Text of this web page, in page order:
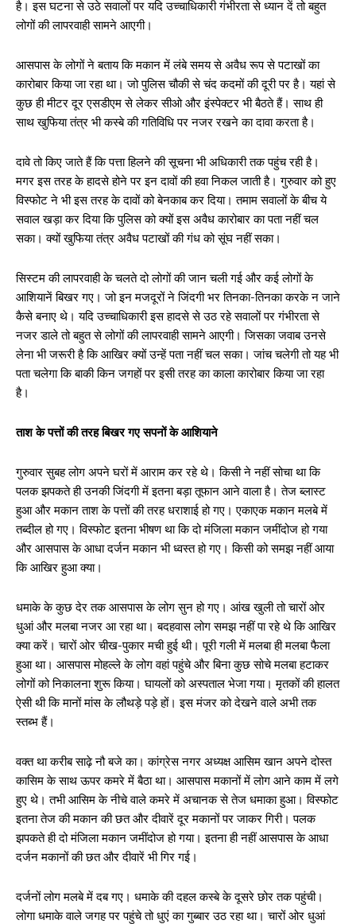
है। इस घटना से उठे सवालों पर यदि उच्चाधिकारी गंभीरता से ध्यान दें तो बहुत
लोगों की लापरवाही सामने आएगी।
आसपास के लोगों ने बताय कि मकान में लंबे समय से अवैध रूप से पटाखों का
कारोबार किया जा रहा था। जो पुलिस चौकी से चंद कदमों की दूरी पर है। यहां से
कुछ ही मीटर दूर एसडीएम से लेकर सीओ और इंस्पेक्टर भी बैठते हैं। साथ ही
साथ खुफिया तंत्र भी कस्बे की गतिविधि पर नजर रखने का दावा करता है।
दावे तो किए जाते हैं कि पत्ता हिलने की सूचना भी अधिकारी तक पहुंच रही है।
मगर इस तरह के हादसे होने पर इन दावों की हवा निकल जाती है। गुरुवार को हुए
विस्फोट ने भी इस तरह के दावों को बेनकाब कर दिया। तमाम सवालों के बीच ये
सवाल खड़ा कर दिया कि पुलिस को क्यों इस अवैध कारोबार का पता नहीं चल
सका। क्यों खुफिया तंत्र अवैध पटाखों की गंध को सूंघ नहीं सका।
सिस्टम की लापरवाही के चलते दो लोगों की जान चली गई और कई लोगों के
आशियानें बिखर गए। जो इन मजदूरों ने जिंदगी भर तिनका-तिनका करके न जाने
कैसे बनाए थे। यदि उच्चाधिकारी इस हादसे से उठ रहे सवालों पर गंभीरता से
नजर डाले तो बहुत से लोगों की लापरवाही सामने आएगी। जिसका जवाब उनसे
लेना भी जरूरी है कि आखिर क्यों उन्हें पता नहीं चल सका। जांच चलेगी तो यह भी
पता चलेगा कि बाकी किन जगहों पर इसी तरह का काला कारोबार किया जा रहा
है।
ताश के पत्तों की तरह बिखर गए सपनों के आशियाने
गुरुवार सुबह लोग अपने घरों में आराम कर रहे थे। किसी ने नहीं सोचा था कि
पलक झपकते ही उनकी जिंदगी में इतना बड़ा तूफान आने वाला है। तेज ब्लास्ट
हुआ और मकान ताश के पत्तों की तरह धराशाई हो गए। एकाएक मकान मलबे में
तब्दील हो गए। विस्फोट इतना भीषण था कि दो मंजिला मकान जमींदोज हो गया
और आसपास के आधा दर्जन मकान भी ध्वस्त हो गए। किसी को समझ नहीं आया
कि आखिर हुआ क्या।
धमाके के कुछ देर तक आसपास के लोग सुन हो गए। आंख खुली तो चारों ओर
धुआं और मलबा नजर आ रहा था। बदहवास लोग समझ नहीं पा रहे थे कि आखिर
क्या करें। चारों ओर चीख-पुकार मची हुई थी। पूरी गली में मलबा ही मलबा फैला
हुआ था। आसपास मोहल्ले के लोग वहां पहुंचे और बिना कुछ सोचे मलबा हटाकर
लोगों को निकालना शुरू किया। घायलों को अस्पताल भेजा गया। मृतकों की हालत
ऐसी थी कि मानों मांस के लौथड़े पड़े हों। इस मंजर को देखने वाले अभी तक
स्तब्भ हैं।
वक्त था करीब साढ़े नौ बजे का। कांग्रेस नगर अध्यक्ष आसिम खान अपने दोस्त
कासिम के साथ ऊपर कमरे में बैठा था। आसपास मकानों में लोग आने काम में लगे
हुए थे। तभी आसिम के नीचे वाले कमरे में अचानक से तेज धमाका हुआ। विस्फोट
इतना तेज की मकान की छत और दीवारें दूर मकानों पर जाकर गिरी। पलक
झपकते ही दो मंजिला मकान जमींदोज हो गया। इतना ही नहीं आसपास के आधा
दर्जन मकानों की छत और दीवारें भी गिर गई।
दर्जनों लोग मलबे में दब गए। धमाके की दहल कस्बे के दूसरे छोर तक पहुंची।
लोगा धमाके वाले जगह पर पहुंचे तो धुएं का गुब्बार उठ रहा था। चारों ओर धुआं